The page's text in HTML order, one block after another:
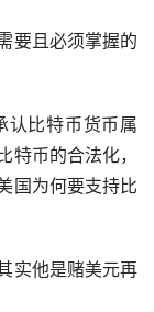
要且必须掌握的
认比特币货币属
币的合法化，
国为何要支持比
实他是赌美元再